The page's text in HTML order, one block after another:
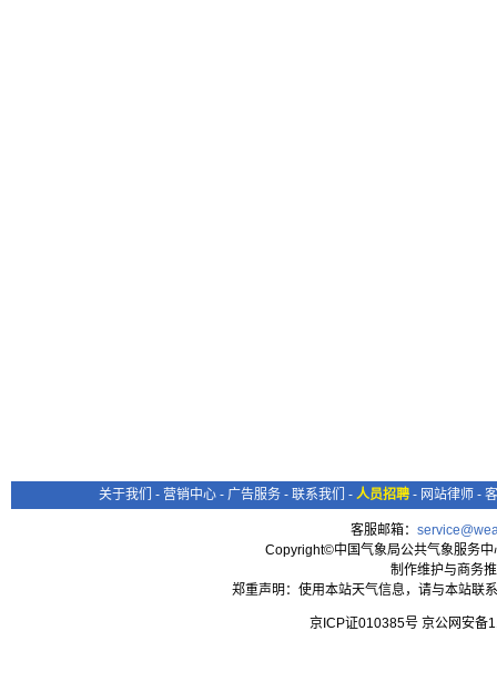
关于我们 - 营销中心 - 广告服务 - 联系我们 - 人员招聘 - 网站律师 -
客服邮箱：
Copyright©中国气象局公共气象服务
制作维护与商务
郑重声明：使用本站天气信息，请与本站联
京ICP证010385号 京公网安备